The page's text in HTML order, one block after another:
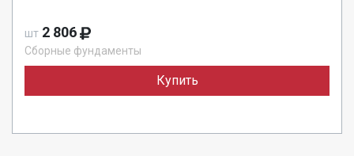
шт 2 806
Сборные фундаменты
Купить